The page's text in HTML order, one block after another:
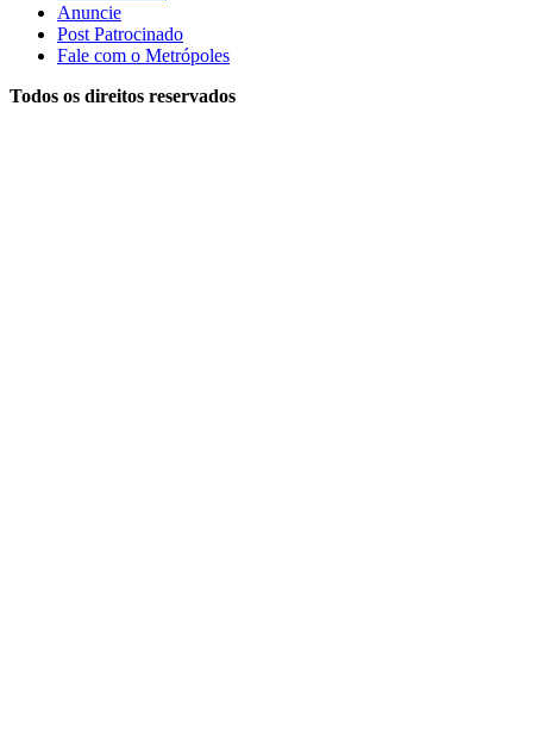
Anuncie
Post Patrocinado
Fale com o Metrópoles
Todos os direitos reservados